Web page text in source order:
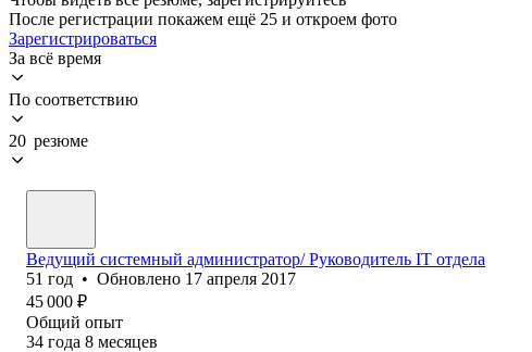
После регистрации покажем ещё 25 и откроем фото
Зарегистрироваться
За всё время
По соответствию
20 резюме
Ведущий системный администратор/ Руководитель IT отдела
51 год • Обновлено 17 апреля 2017
45 000 ₽
Общий опыт
34 года 8 месяцев